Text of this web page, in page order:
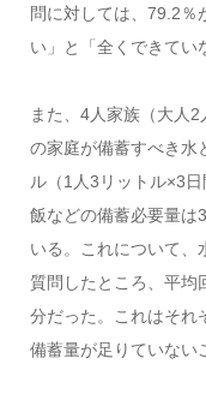
問に対しては、79.2％
い」と「全くできてい
また、4人家族（大人
の家庭が備蓄すべき水
ル（1人3リットル×3
飯などの備蓄必要量は
いる。これについて、
質問したところ、平均
分だった。これはそれ
備蓄量が足りていない